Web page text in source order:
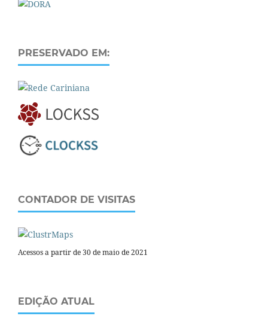
PRESERVADO EM:
CONTADOR DE VISITAS
Acessos a partir de 30 de maio de 2021
EDIÇÃO ATUAL